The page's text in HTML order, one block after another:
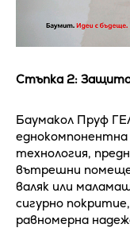
Стъпка 2:
Баумакол Пруф
еднокомпонентна
технология,
вътрешни
валяк или
сигурно
равномерна